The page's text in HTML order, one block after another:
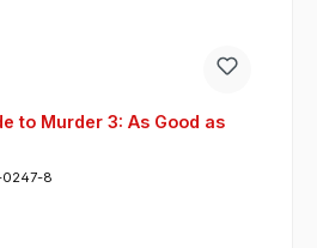
to Murder 3: As Good as
8